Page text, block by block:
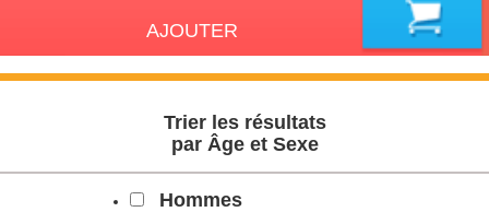
AJOUTER
Trier les résultats
par Âge et Sexe
Hommes